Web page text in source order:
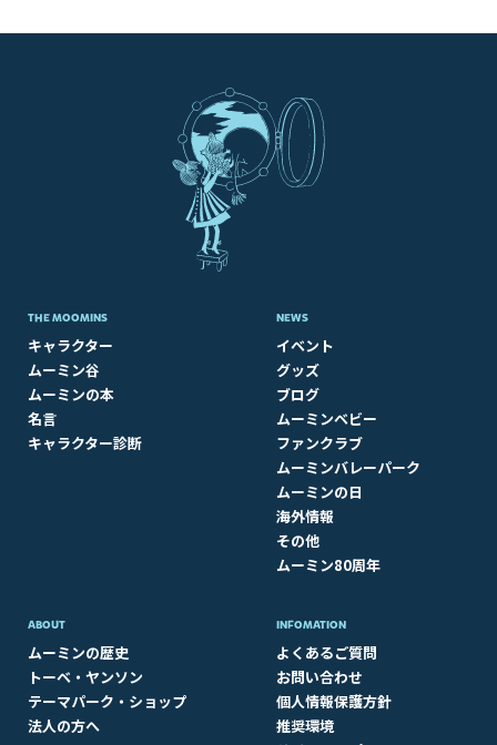
THE MOOMINS
キャラクター
ムーミン谷
ムーミンの本
名言
キャラクター診断
NEWS
イベント
グッズ
ブログ
ムーミンベビー
ファンクラブ
ムーミンバレーパーク
ムーミンの日
海外情報
その他
ムーミン80周年
ABOUT​
ムーミンの歴史
トーベ・ヤンソン
テーマパーク・ショップ
法人の方へ
INFOMATION
よくあるご質問
お問い合わせ
個人情報保護方針
推奨環境